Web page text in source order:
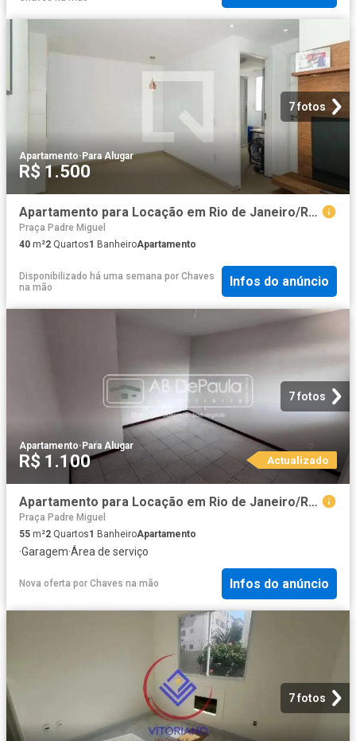
7 fotos
Apartamento· Para Alugar
R$ 1.500
Apartamento para Locação em Rio de Janeiro/RJ Realengo 2 Quartos
Praça Padre Miguel
40 m²2 Quartos1 BanheiroApartamento
Disponibilizado há uma semana por Chaves
na mão
Infos do anúncio
7 fotos
Apartamento·Para Alugar
R$ 1.100 Actualizado
Apartamento para Locação em Rio de Janeiro/RJ Realengo 2 Quartos
Praça Padre Miguel
55 m²2 Quartos1 BanheiroApartamento
·Garagem·Área de serviço
Nova oferta por Chaves na mão Infos do anúncio
7 fotos